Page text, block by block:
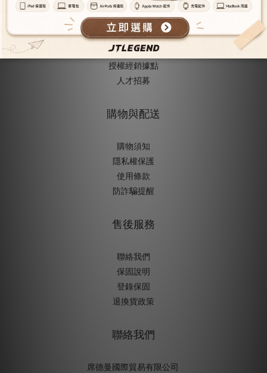
成為VIP會員
型號導覽
會員推薦機制
成為經銷商
授權經銷據點
人才招募
購物與配送
購物須知
隱私權保護
使用條款
防詐騙提醒
售後服務
聯絡我們
保固說明
登錄保固
退換貨政策
聯絡我們
席德曼國際貿易有限公司